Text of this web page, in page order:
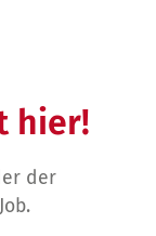
hier!
der